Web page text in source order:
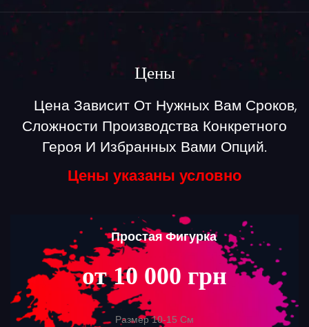
Цены
Цена Зависит От Нужных Вам Сроков,
Сложности Производства Конкретного
Героя И Избранных Вами Опций.
Цены указаны условно
Простая Фигурка
от 10 000 грн
Размер 10-15 См